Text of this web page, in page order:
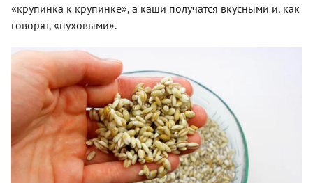
«крупинка к крупинке», а каши получатся вкусными и, как
говорят, «пуховыми».